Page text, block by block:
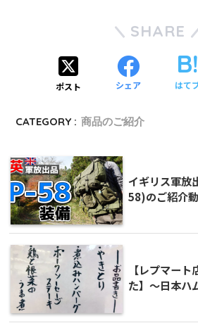
SHARE
ポスト シェア はて
CATEGORY : 商品のご紹介
イギリス軍放
58)のご紹介
【レプマー
た】〜日本ハ